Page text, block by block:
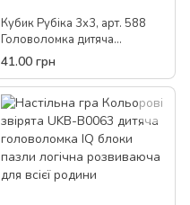
Кубик Рубіка 3х3, арт. 588
Головоломка дитяча
розвиваюча класична для
дітей та дорослих
41.00 грн